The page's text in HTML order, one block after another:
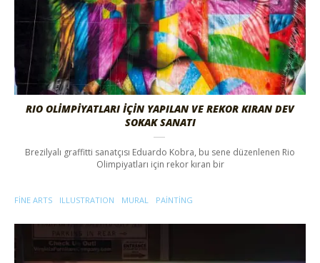
RIO OLİMPİYATLARI İÇİN YAPILAN VE REKOR KIRAN DEV
SOKAK SANATI
Brezilyalı graffitti sanatçısı Eduardo Kobra, bu sene düzenlenen Rio
Olimpiyatları için rekor kıran bir
FINE ARTS ILLUSTRATION MURAL PAINTING